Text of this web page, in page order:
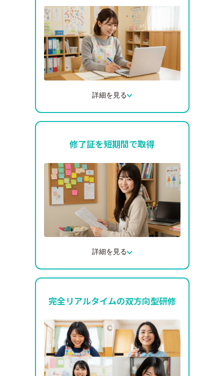
詳細を見る
インターネット環境があれば、園からでも
研修のために遠方まで足を運ぶ必要がな
く、移動時間や交通費の負担もありませ
ん。忙しい保育士の方でも、通いやすい環
境で学ぶことができます。
修了証を短期間で取得
詳細を見る
2日間の研修受講後、最短で修了証を取得
め、園でのシフト調整もしやすく、スピー
ディーにキャリアアップにつなげられま
す。
完全リアルタイムの双方向型研修